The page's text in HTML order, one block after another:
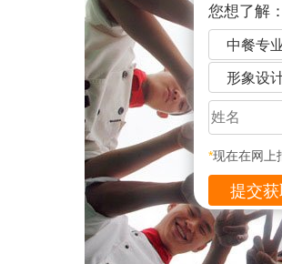
您想了解：
中餐专
形象设
*现在在网上